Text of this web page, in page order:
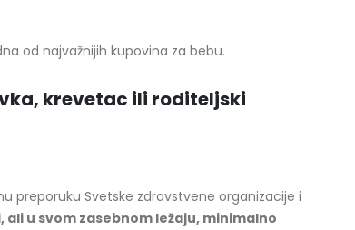
od najvažnijih kupovina za bebu.
krevetac ili roditeljski
preporuku Svetske zdravstvene organizacije i
u svom zasebnom ležaju, minimalno